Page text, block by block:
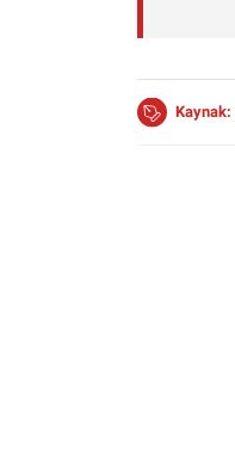
Kaynak: